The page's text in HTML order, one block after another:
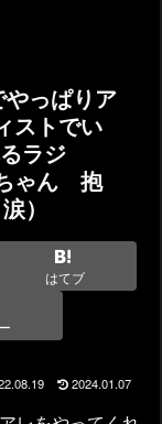
っぱりア
ストでい
ラジ
ん 抱
）
はてブ
2024.01.07